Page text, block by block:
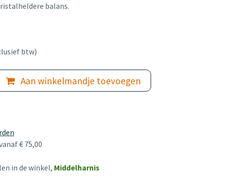
balans.
btw)
Aan winkelmandje toevoegen
€ 75,00
in de winkel, Middelharnis